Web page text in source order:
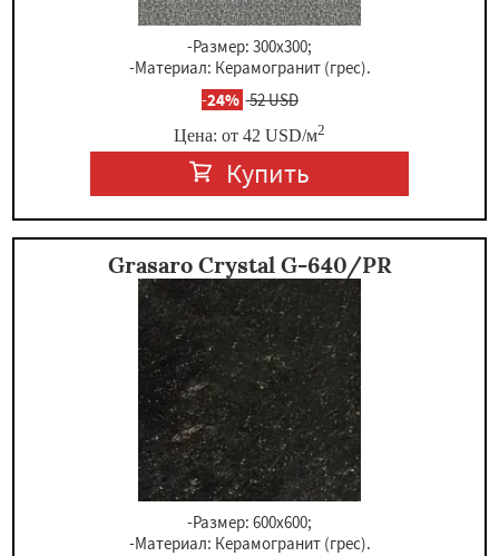
-Размер: 300х300;
-Материал: Керамогранит (грес).
-24% 52 USD
Цена: от 42 USD/м2
Купить
Grasaro Crystal G-640/PR
-Размер: 600x600;
-Материал: Керамогранит (грес).